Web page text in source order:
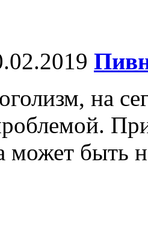
на
может быть